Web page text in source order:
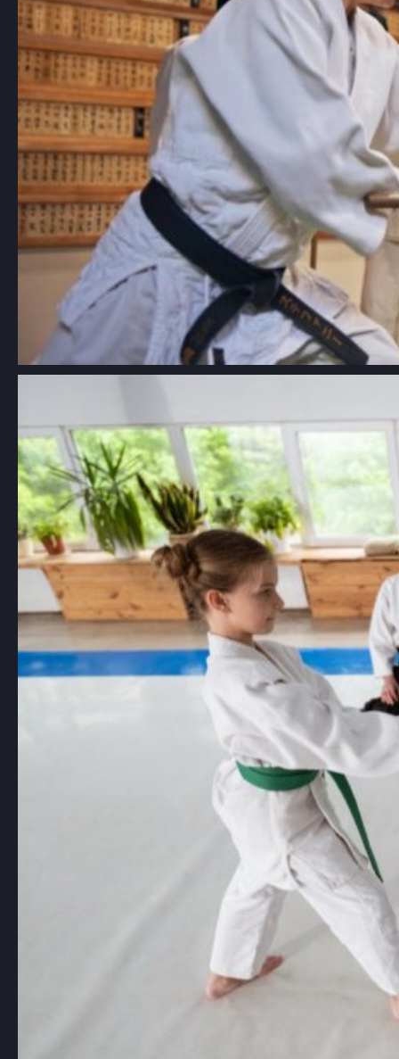
korzyściach z treningów
Aikido, japońska sztuka walki znana z
używania technik obronnych, które…